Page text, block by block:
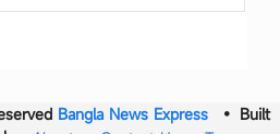
Bangla News Express• Built